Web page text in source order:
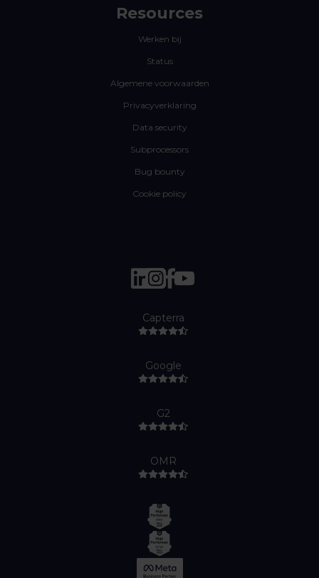
Resources
Werken bij
Status
Algemene voorwaarden
Privacyverklaring
Data security
Subprocessors
Bug bounty
Cookie policy
Capterra
Google
G2
OMR